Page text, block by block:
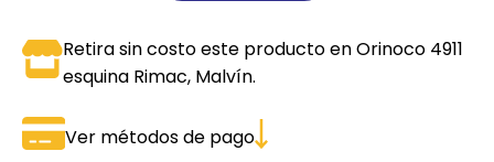
Retira sin costo este producto en Orinoco 4911
esquina Rimac, Malvín.
Ver métodos de pago